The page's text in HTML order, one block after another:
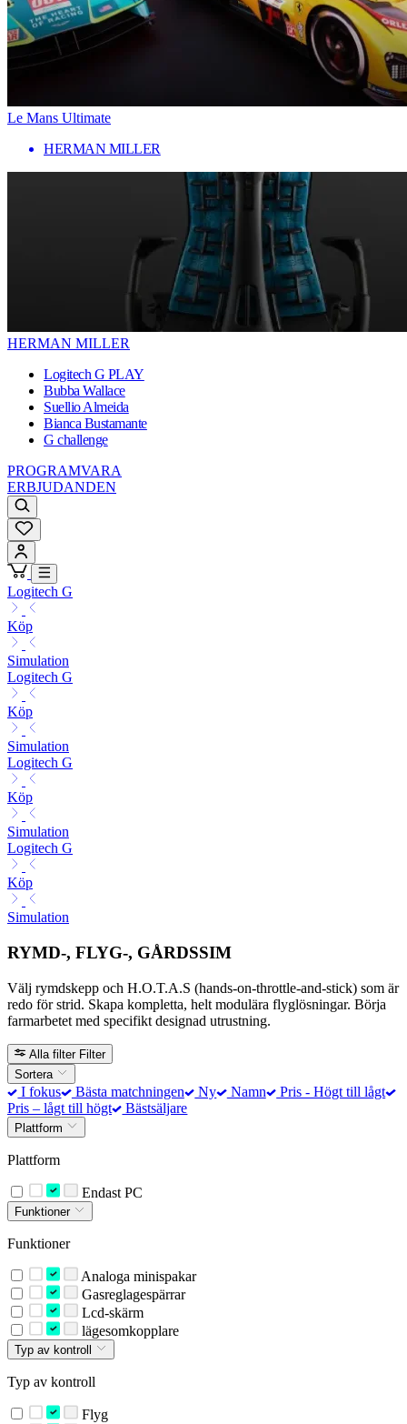
Le Mans Ultimate
HERMAN MILLER
HERMAN MILLER
Logitech G PLAY
Bubba Wallace
Suellio Almeida
Bianca Bustamante
G challenge
PROGRAMVARA
ERBJUDANDEN
Logitech G
Köp
Simulation
Logitech G
Köp
Simulation
Logitech G
Köp
Simulation
Logitech G
Köp
Simulation
RYMD-, FLYG-, GÅRDSSIM
Välj rymdskepp och H.O.T.A.S (hands-on-throttle-and-stick) som är
redo för strid. Skapa kompletta, helt modulära flyglösningar. Börja
farmarbetet med specifikt designad utrustning.
Alla filter Filter
Sortera
I fokus Bästa matchningen Ny Namn
Pris - Högt till lågt
Pris – lågt till högt
Bästsäljare
Plattform
Plattform
Endast PC
Funktioner
Funktioner
Analoga minispakar
Gasreglagespärrar
Lcd-skärm
lägesomkopplare
Typ av kontroll
Typ av kontroll
Flyg